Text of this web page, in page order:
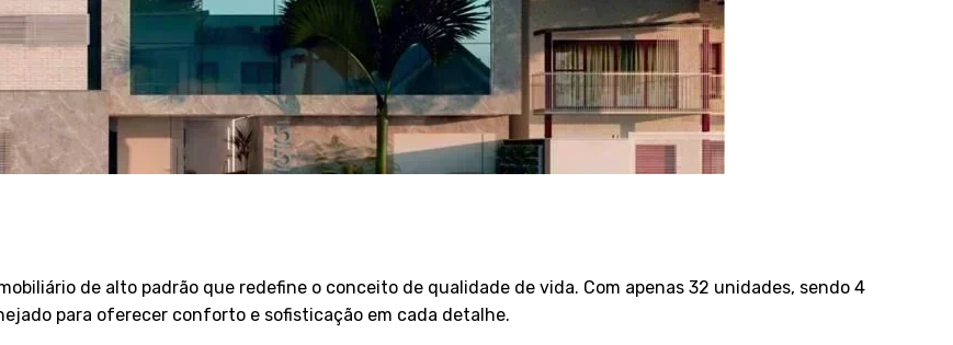
de alto padrão que redefine o conceito de qualidade de vida. Com apenas 32 unidades, sendo 4
para oferecer conforto e sofisticação em cada detalhe.